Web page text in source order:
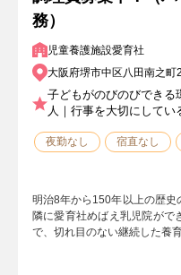
務）
児童養護施設愛育社
大阪府堺市中区八田南之町
子どもがのびのびできる
人｜行事を大切にしてい
夜勤なし 宿直なし
明治8年から150年以上の歴史
隣に愛育社めばえ乳児院がで
で、切れ目のない継続した養